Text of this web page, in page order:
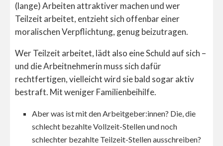
(lange) Arbeiten attraktiver machen und wer
Teilzeit arbeitet, entzieht sich offenbar einer
moralischen Verpflichtung, genug beizutragen.
Wer Teilzeit arbeitet, lädt also eine Schuld auf sich –
und die Arbeitnehmerin muss sich dafür
rechtfertigen, vielleicht wird sie bald sogar aktiv
bestraft. Mit weniger Familienbeihilfe.
Aber was ist mit den Arbeitgeber:innen? Die, die
schlecht bezahlte Vollzeit-Stellen und noch
schlechter bezahlte Teilzeit-Stellen ausschreiben?